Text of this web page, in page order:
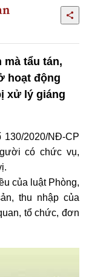
tẩu tán,
hoạt động
xử lý giáng
2020/NĐ-CP
có chức vụ,
của luật Phòng,
thu nhập của
tổ chức, đơn